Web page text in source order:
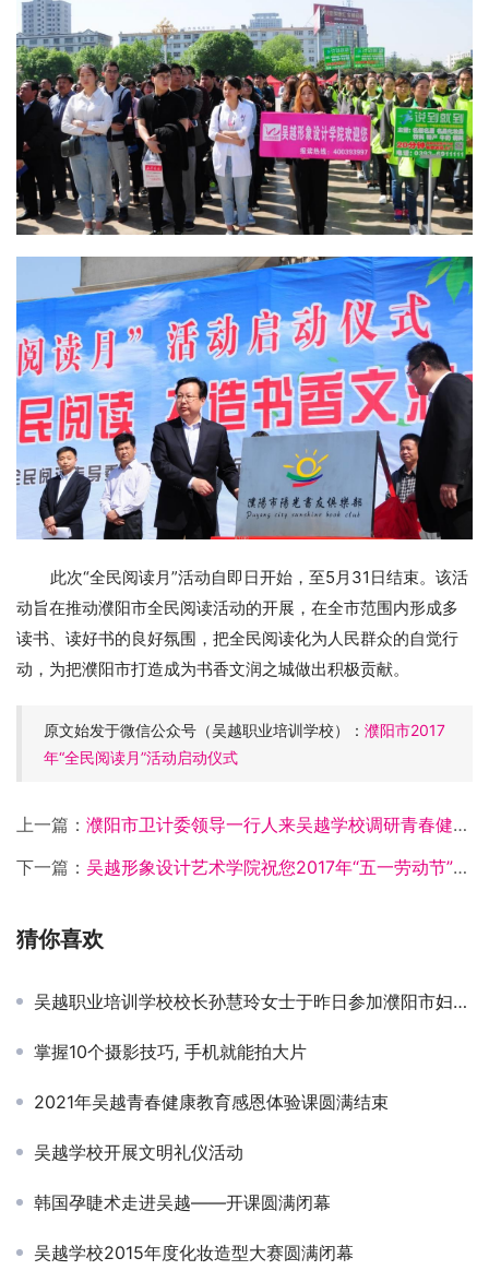
此次“全民阅读月”活动自即日开始，至5月31日结束。该活
动旨在推动濮阳市全民阅读活动的开展，在全市范围内形成多
读书、读好书的良好氛围，把全民阅读化为人民群众的自觉行
动，为把濮阳市打造成为书香文润之城做出积极贡献。
原文始发于微信公众号（吴越职业培训学校）： 濮阳市2017
年“全民阅读月”活动启动仪式
上一篇： 濮阳市卫计委领导一行人来吴越学校调研青春健康教育工作
下一篇： 吴越形象设计艺术学院祝您2017年“五一劳动节”快乐！
猜你喜欢
吴越职业培训学校校长孙慧玲女士于昨日参加濮阳市妇女节庆祝活动
掌握10个摄影技巧, 手机就能拍大片
2021年吴越青春健康教育感恩体验课圆满结束
吴越学校开展文明礼仪活动
韩国孕睫术走进吴越——开课圆满闭幕
吴越学校2015年度化妆造型大赛圆满闭幕